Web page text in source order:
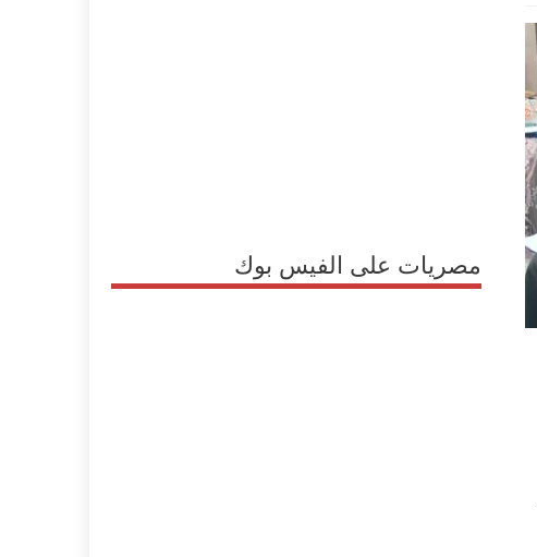
مصريات على الفيس بوك